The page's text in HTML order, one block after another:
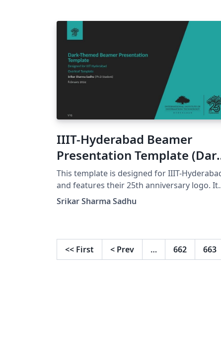
IIIT-Hyderabad Beamer
Presentation Template
Theme)
This template is designed for IIIT-
and features their 25th anniversary logo. It
has a dark themed color palette.
Srikar Sharma Sadhu
<< First < Prev … 662 663